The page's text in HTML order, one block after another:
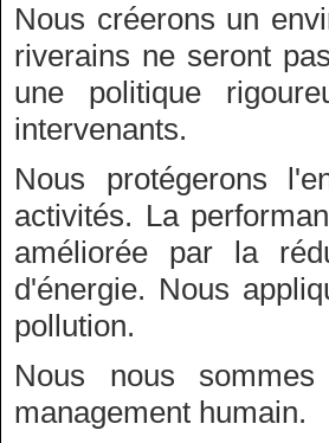
Nous créerons un
riverains ne seront
une politique
intervenants.
Nous protégerons
activités. La
améliorée par la
d'énergie. Nous
pollution.
Nous nous
management humain.